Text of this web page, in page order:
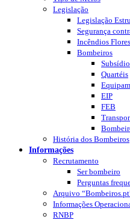
Legislação
Legislação
Segurança
Incêndios
Bombeiros
Quartéis
EIP
FEB
História dos Bombeiros
Informações
Recrutamento
Ser bombeiro
Perguntas
Arquivo
Informações
RNBP